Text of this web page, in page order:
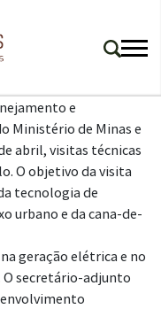
e
Ministério de Minas e
abril, visitas técnicas
O objetivo da visita
tecnologia de
urbano e da cana-de-
geração elétrica e no
O secretário-adjunto